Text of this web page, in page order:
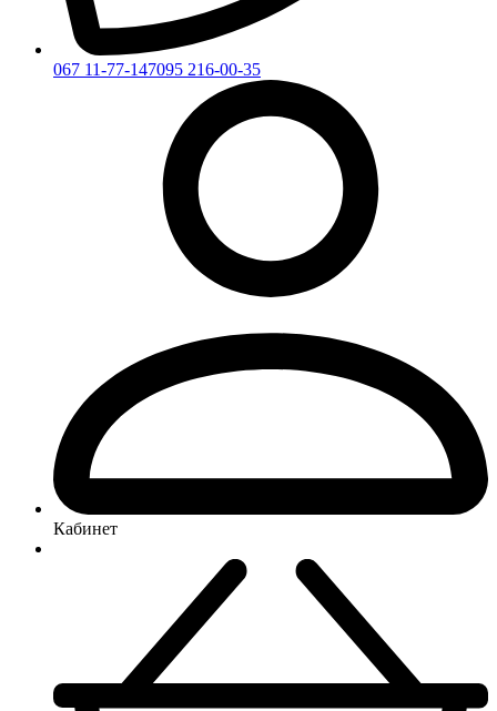
067 11-77-147095 216-00-35
Кабинет